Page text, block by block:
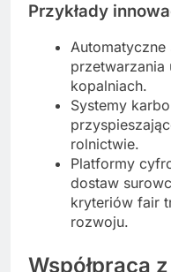
Przykłady
Automatyczne
przetwarzania
kopalniach.
Systemy
rolnictwie.
Platformy
dostaw
kryteriów fair
rozwoju.
Współpraca